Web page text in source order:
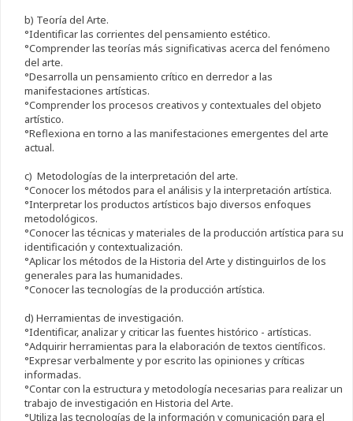
b) Teoría del Arte.
°Identificar las corrientes del pensamiento estético.
°Comprender las teorías más significativas acerca del fenómeno
del arte.
°Desarrolla un pensamiento crítico en derredor a las
manifestaciones artísticas.
°Comprender los procesos creativos y contextuales del objeto
artístico.
°Reflexiona en torno a las manifestaciones emergentes del arte
actual.
c) Metodologías de la interpretación del arte.
°Conocer los métodos para el análisis y la interpretación artística.
°Interpretar los productos artísticos bajo diversos enfoques
metodológicos.
°Conocer las técnicas y materiales de la producción artística para su
identificación y contextualización.
°Aplicar los métodos de la Historia del Arte y distinguirlos de los
generales para las humanidades.
°Conocer las tecnologías de la producción artística.
d) Herramientas de investigación.
°Identificar, analizar y criticar las fuentes histórico - artísticas.
°Adquirir herramientas para la elaboración de textos científicos.
°Expresar verbalmente y por escrito las opiniones y críticas
informadas.
°Contar con la estructura y metodología necesarias para realizar un
trabajo de investigación en Historia del Arte.
°Utiliza las tecnologías de la información y comunicación para el